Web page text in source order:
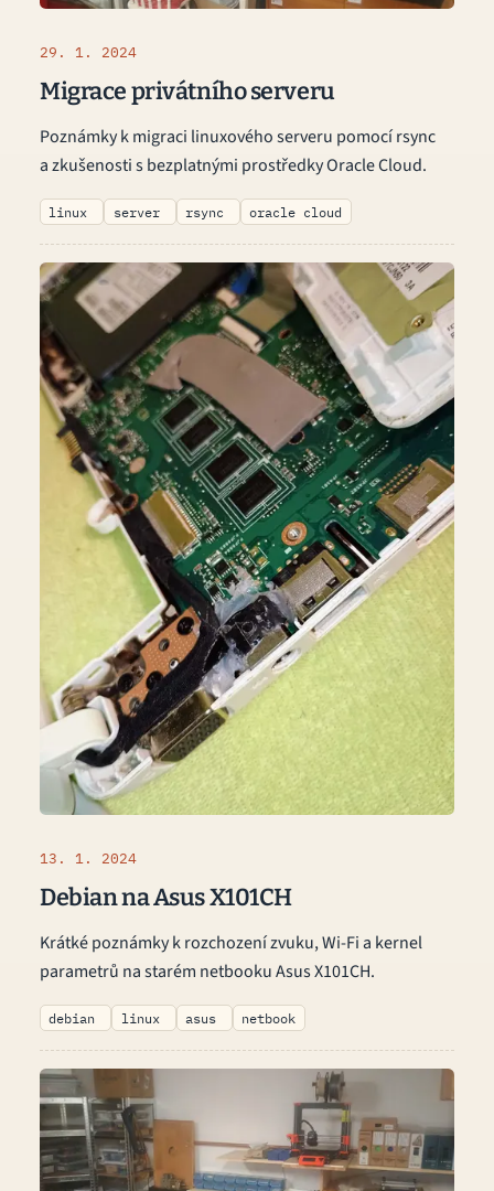
29. 1. 2024
Migrace privátního serveru
Poznámky k migraci linuxového serveru pomocí rsync
a zkušenosti s bezplatnými prostředky Oracle Cloud.
linux server rsync oracle cloud
13. 1. 2024
Debian na Asus X101CH
Krátké poznámky k rozchození zvuku, Wi-Fi a kernel
parametrů na starém netbooku Asus X101CH.
debian linux asus netbook